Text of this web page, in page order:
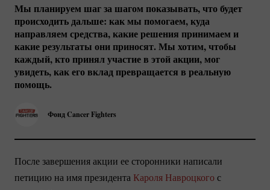
Фонд Cancer Fighters
Мы планируем шаг за шагом показывать, что будет
происходить дальше: как мы помогаем, куда
направляем средства, какие решения принимаем и
какие результаты они приносят. Мы хотим, чтобы
каждый, кто принял участие в этой акции, мог
увидеть, как его вклад превращается в реальную
помощь.
После завершения акции ее сторонники написали
петицию на имя президента Кароля Навроцкогос